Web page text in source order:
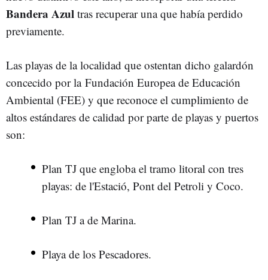
Bandera Azul tras recuperar una que había perdido
previamente.
Las playas de la localidad que ostentan dicho galardón
concecido por la Fundación Europea de Educación
Ambiental (FEE) y que reconoce el cumplimiento de
altos estándares de calidad por parte de playas y puertos
son:
Plan TJ que engloba el tramo litoral con tres
playas: de l'Estació, Pont del Petroli y Coco.
Plan TJ a de Marina.
Playa de los Pescadores.